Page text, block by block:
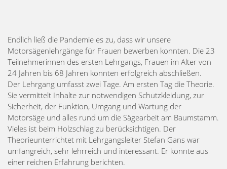
Endlich ließ die Pandemie es zu, dass wir unsere
Motorsägenlehrgänge für Frauen bewerben konnten. Die 23
Teilnehmerinnen des ersten Lehrgangs, Frauen im Alter von
24 Jahren bis 68 Jahren konnten erfolgreich abschließen.
Der Lehrgang umfasst zwei Tage. Am ersten Tag die Theorie.
Sie vermittelt Inhalte zur notwendigen Schutzkleidung, zur
Sicherheit, der Funktion, Umgang und Wartung der
Motorsäge und alles rund um die Sägearbeit am Baumstamm.
Vieles ist beim Holzschlag zu berücksichtigen. Der
Theorieunterrichtet mit Lehrgangsleiter Stefan Gans war
umfangreich, sehr lehrreich und interessant. Er konnte aus
einer reichen Erfahrung berichten.